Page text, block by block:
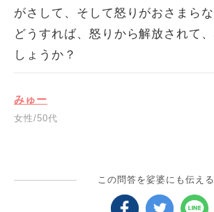
がさして、そして怒りがおさまらな
どうすれば、怒りから解放されて
しょうか？
みゅー
女性/50代
この問答を娑婆にも伝える